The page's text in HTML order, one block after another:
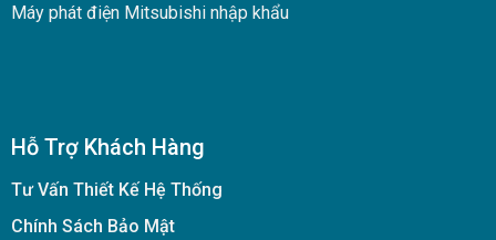
Máy phát điện Mitsubishi nhập khẩu
Hỗ Trợ Khách Hàng
Tư Vấn Thiết Kế Hệ Thống
Chính Sách Bảo Mật